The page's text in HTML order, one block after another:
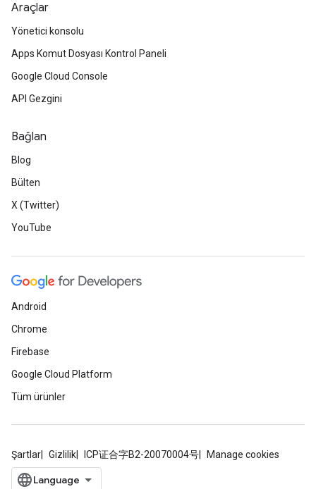
Araçlar
Yönetici konsolu
Apps Komut Dosyası Kontrol Paneli
Google Cloud Console
API Gezgini
Bağlan
Blog
Bülten
X (Twitter)
YouTube
Android
Chrome
Firebase
Google Cloud Platform
Tüm ürünler
Şartlar Gizlilik ICP证合字B2-20070004号 Manage cookies